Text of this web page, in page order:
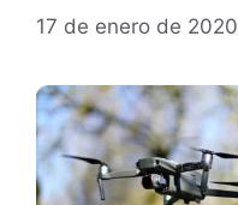
17 de enero de 2020